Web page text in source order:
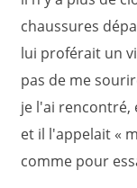
chaussures
lui proférait un
pas de me
je l'ai
et il l'appelait «
comme pour